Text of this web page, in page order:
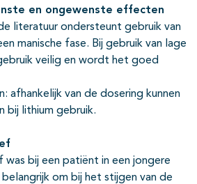
en ongewenste effecten
literatuur ondersteunt gebruik van
manische fase. Bij gebruik van lage
veilig en wordt het goed
afhankelijk van de dosering kunnen
bij lithium gebruik.
bij een patiënt in een jongere
belangrijk om bij het stijgen van de